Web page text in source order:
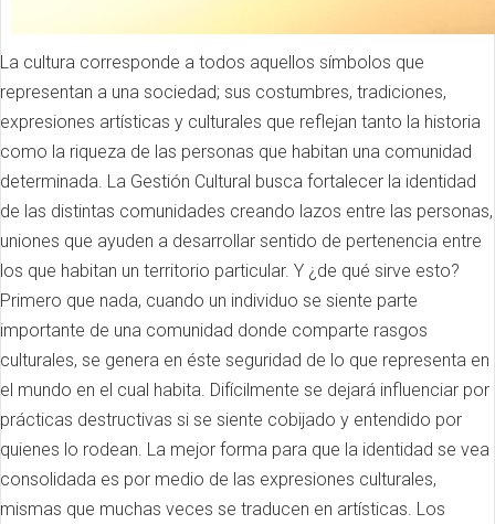
La cultura corresponde a todos aquellos símbolos que
representan a una sociedad; sus costumbres, tradiciones,
expresiones artísticas y culturales que reflejan tanto la historia
como la riqueza de las personas que habitan una comunidad
determinada. La Gestión Cultural busca fortalecer la identidad
de las distintas comunidades creando lazos entre las personas,
uniones que ayuden a desarrollar sentido de pertenencia entre
los que habitan un territorio particular. Y ¿de qué sirve esto?
Primero que nada, cuando un individuo se siente parte
importante de una comunidad donde comparte rasgos
culturales, se genera en éste seguridad de lo que representa en
el mundo en el cual habita. Difícilmente se dejará influenciar por
prácticas destructivas si se siente cobijado y entendido por
quienes lo rodean. La mejor forma para que la identidad se vea
consolidada es por medio de las expresiones culturales,
mismas que muchas veces se traducen en artísticas. Los